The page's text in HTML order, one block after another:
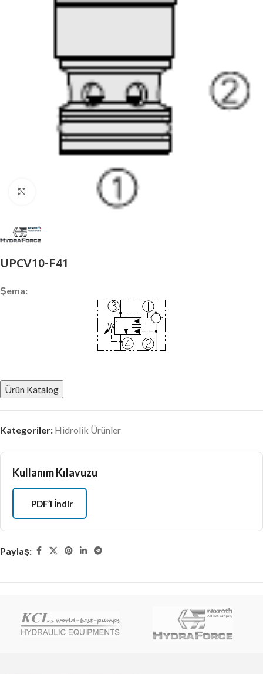
Büyütmek için tıklayın
UPCV10-F41
Şema:
Ürün Katalog
Kategoriler: Hidrolik Ürünler
Kullanım Kılavuzu
PDF’i İndir
Paylaş: